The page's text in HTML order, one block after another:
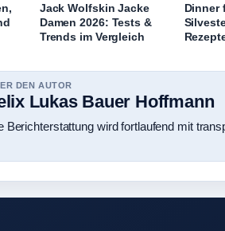
Jack Wolfskin Jacke
Damen 2026: Tests &
Trends im Vergleich
Dinner
DEN AUTOR
Lukas Bauer Hoffmann
Berichterstattung wird fortlaufend mit